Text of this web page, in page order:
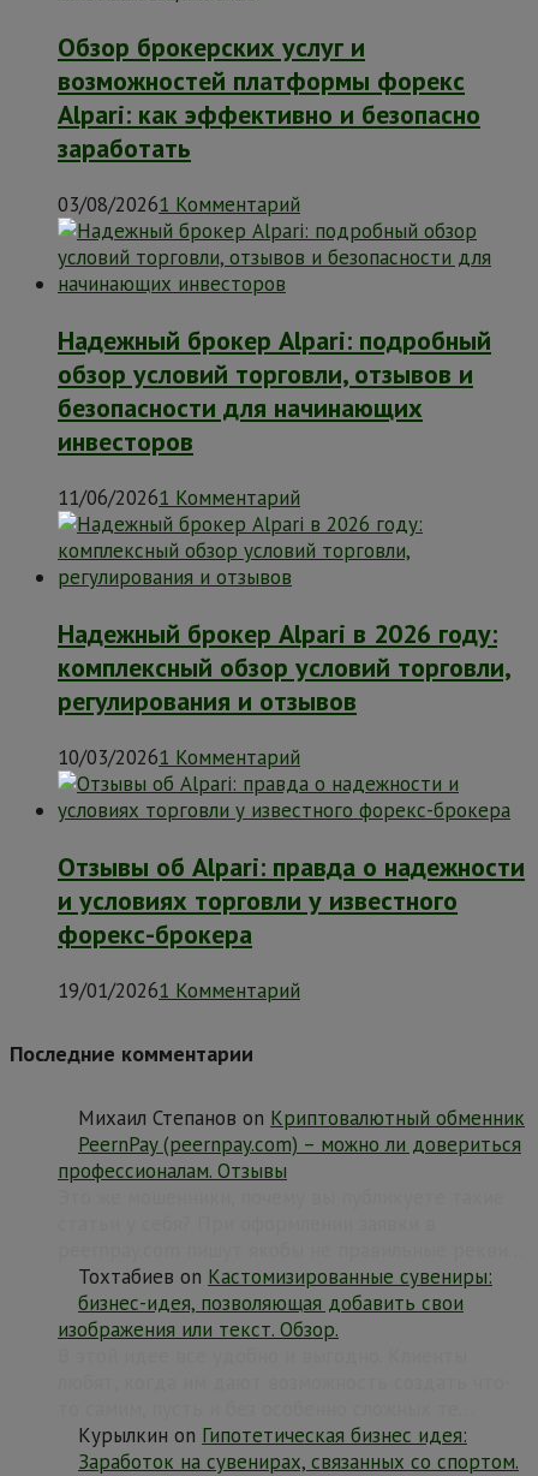
Обзор брокерских услуг и
возможностей платформы форекс
Alpari: как эффективно и безопасно
заработать
03/08/20261 Комментарий
Надежный брокер Alpari: подробный
обзор условий торговли, отзывов и
безопасности для начинающих
инвесторов
11/06/20261 Комментарий
Надежный брокер Alpari в 2026 году:
комплексный обзор условий торговли,
регулирования и отзывов
10/03/20261 Комментарий
Отзывы об Alpari: правда о надежности
и условиях торговли у известного
форекс-брокера
19/01/20261 Комментарий
Последние комментарии
Михаил Степанов on Криптовалютный обменник
PeernPay (peernpay.com) – можно ли довериться
профессионалам. Отзывы
Тохтабиев on Кастомизированные сувениры:
бизнес-идея, позволяющая добавить свои
изображения или текст. Обзор.
Курылкин on Гипотетическая бизнес идея:
Заработок на сувенирах, связанных со спортом.